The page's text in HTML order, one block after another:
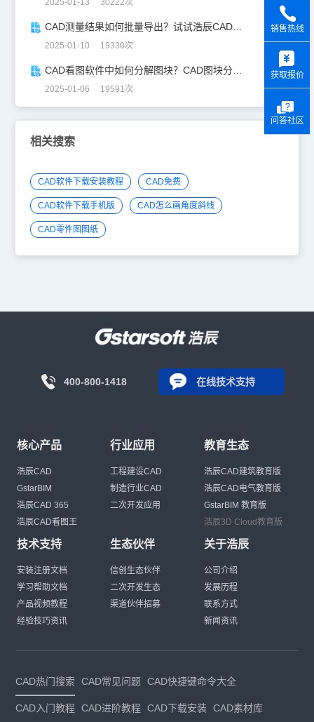
2025-01-13 30222次
CAD测量结果如何批量导出？试试浩辰CAD看图王！
2025-01-10 19330次
CAD看图软件中如何分解图块？CAD图块分解详解！
2025-01-06 19591次
相关搜索
CAD软件下载安装教程 CAD免费
CAD软件下载手机版 CAD怎么画角度斜线
CAD零件图图纸
400-800-1418 在线技术支持
核心产品
浩辰CAD
GstarBIM
浩辰CAD 365
浩辰CAD看图王
行业应用
工程建设CAD
制造行业CAD
二次开发应用
教育生态
浩辰CAD建筑教育版
浩辰CAD电气教育版
GstarBIM 教育版
浩辰3D Cloud教育版
技术支持
安装注册文档
学习帮助文档
产品视频教程
经验技巧资讯
生态伙伴
信创生态伙伴
二次开发生态
渠道伙伴招募
关于浩辰
公司介绍
发展历程
联系方式
新闻资讯
CAD热门搜索 CAD常见问题 CAD快捷键命令大全
CAD入门教程 CAD进阶教程 CAD下载安装 CAD素材库
销售热线
获取报价
问答社区